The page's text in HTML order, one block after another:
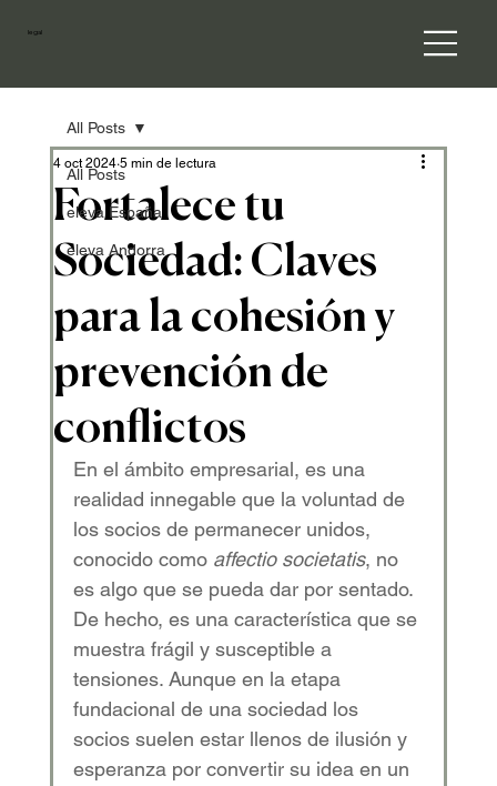
legal
All Posts
eleva España
eleva Andorra
All Posts
Fortalece tu
Sociedad: Claves
para la cohesión y
prevención de
conflictos
4 oct 2024 5 min de lectura
En el ámbito empresarial, es una
realidad innegable que la voluntad de
los socios de permanecer unidos,
conocido como affectio societatis, no
es algo que se pueda dar por sentado.
De hecho, es una característica que se
muestra frágil y susceptible a
tensiones. Aunque en la etapa
fundacional de una sociedad los
socios suelen estar llenos de ilusión y
esperanza por convertir su idea en un